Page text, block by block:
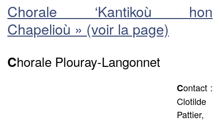
Chorale ‘Kantikoù hon
Chapelioù » (voir la page)
Chorale Plouray-Langonnet
Contact :
Clotilde
Pattier,